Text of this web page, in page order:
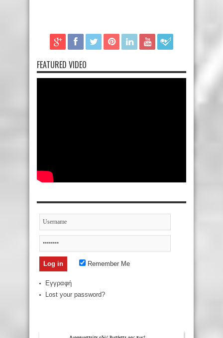
FEATURED VIDEO
Remember Me
Εγγραφή
Lost your password?